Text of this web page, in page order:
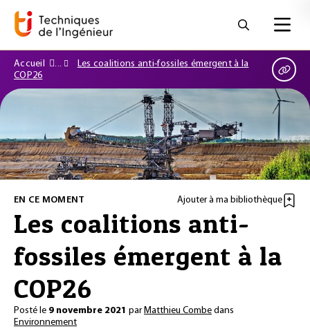
Accueil
Les coalitions anti-fossiles émergent à la
COP26
EN CE MOMENT Ajouter à ma bibliothèque
Les coalitions anti-
fossiles émergent à la
COP26
Posté le 9 novembre 2021 parMatthieu Combe dans
Environnement